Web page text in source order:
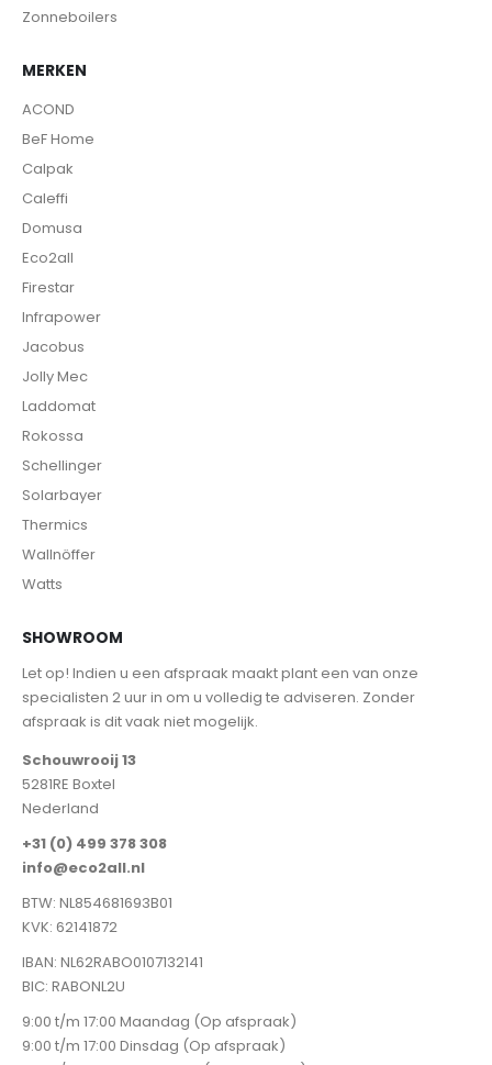
Zonneboilers
MERKEN
ACOND
BeF Home
Calpak
Caleffi
Domusa
Eco2all
Firestar
Infrapower
Jacobus
Jolly Mec
Laddomat
Rokossa
Schellinger
Solarbayer
Thermics
Wallnöffer
Watts
SHOWROOM
Let op! Indien u een afspraak maakt plant een van onze
specialisten 2 uur in om u volledig te adviseren. Zonder
afspraak is dit vaak niet mogelijk.
Schouwrooij 13
5281RE Boxtel
Nederland
+31 (0) 499 378 308
info@eco2all.nl
BTW: NL854681693B01
KVK: 62141872
IBAN: NL62RABO0107132141
BIC: RABONL2U
9:00 t/m 17:00 Maandag (Op afspraak)
9:00 t/m 17:00 Dinsdag (Op afspraak)